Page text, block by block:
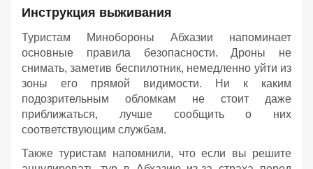
Инструкция выживания
Туристам Минобороны Абхазии напоминает
основные правила безопасности. Дроны не
снимать, заметив беспилотник, немедленно уйти из
зоны его прямой видимости. Ни к каким
подозрительным обломкам не стоит даже
приближаться, лучше сообщить о них
соответствующим службам.
Также туристам напомнили, что если вы решите